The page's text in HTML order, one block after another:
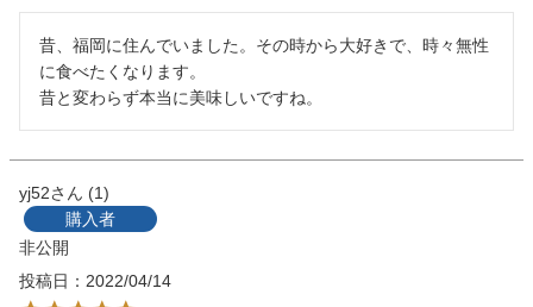
昔、福岡に住んでいました。その時から大好きで、時々無性
に食べたくなります。
昔と変わらず本当に美味しいですね。
yj52
1
購入者
非公開
投稿日
2022/04/14